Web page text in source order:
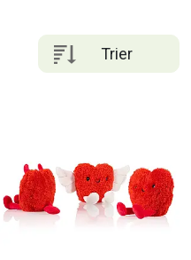
Trier